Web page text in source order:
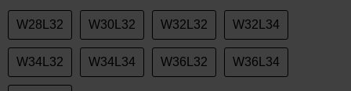
Vyberte
si
velikost
W28L32 W30L32 W32L32 W32L34
W34L32 W34L34 W36L32 W36L34